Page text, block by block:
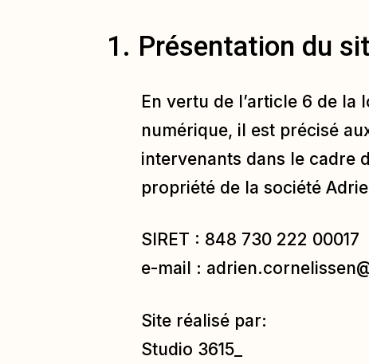
1. Présentation du
En vertu de l’article 6 de la
numérique, il est précisé
intervenants dans le cadre
propriété de la société
SIRET : 848 730 222 00017
e-mail :
Site réalisé par:
Studio 3615_